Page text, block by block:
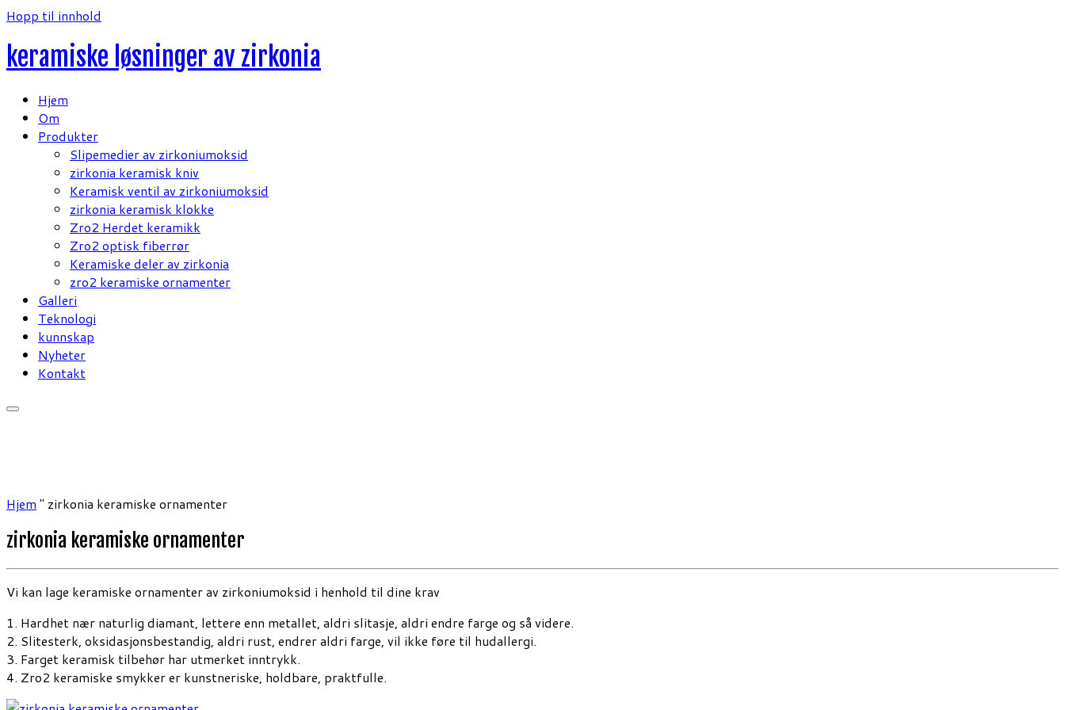
Hopp til innhold
keramiske løsninger av zirkonia
Hjem
Om
Produkter
Slipemedier av zirkoniumoksid
zirkonia keramisk kniv
Keramisk ventil av zirkoniumoksid
zirkonia keramisk klokke
Zro2 Herdet keramikk
Zro2 optisk fiberrør
Keramiske deler av zirkonia
zro2 keramiske ornamenter
Galleri
Teknologi
kunnskap
Nyheter
Kontakt
Hjem " zirkonia keramiske ornamenter
zirkonia keramiske ornamenter
Vi kan lage keramiske ornamenter av zirkoniumoksid i henhold til dine krav
1. Hardhet nær naturlig diamant, lettere enn metallet, aldri slitasje, aldri endre farge og så videre.
2. Slitesterk, oksidasjonsbestandig, aldri rust, endrer aldri farge, vil ikke føre til hudallergi.
3. Farget keramisk tilbehør har utmerket inntrykk.
4. Zro2 keramiske smykker er kunstneriske, holdbare, praktfulle.